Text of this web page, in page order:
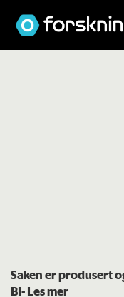
Saken er produsert
BI- Les mer